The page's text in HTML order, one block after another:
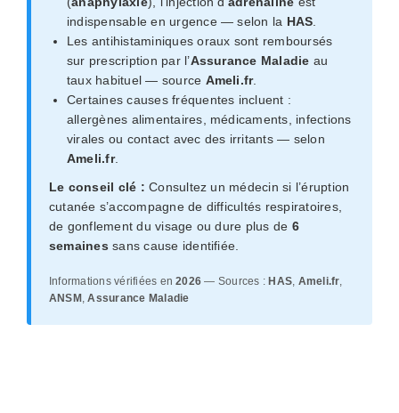
indispensable en urgence — selon la HAS
Les antihistaminiques oraux sont remboursés
sur prescription par l’Assurance Maladie au
taux habituel — source Ameli.fr.
Certaines causes fréquentes incluent :
allergènes alimentaires, médicaments, infections
virales ou contact avec des irritants — selon
Ameli.fr.
Le conseil clé : Consultez un médecin si l’éruption
cutanée s’accompagne de difficultés respiratoires,
de gonflement du visage ou dure plus de 6
semaines sans cause identifiée.
Informations vérifiées en2026 — Sources : HAS, Ameli.fr,
ANSM ,Assurance Maladie